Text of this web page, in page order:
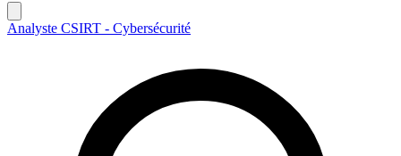
Analyste CSIRT - Cybersécurité